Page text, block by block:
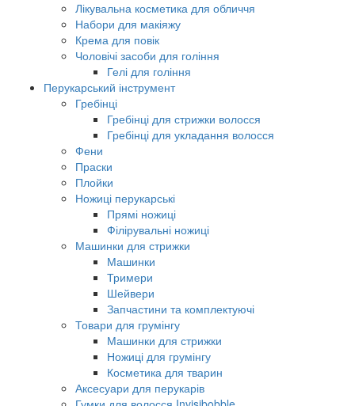
Лікувальна косметика для обличчя
Набори для макіяжу
Крема для повік
Чоловічі засоби для гоління
Гелі для гоління
Перукарський інструмент
Гребінці
Гребінці для стрижки волосся
Гребінці для укладання волосся
Фени
Праски
Плойки
Ножиці перукарські
Прямі ножиці
Філірувальні ножиці
Машинки для стрижки
Машинки
Тримери
Шейвери
Запчастини та комплектуючі
Товари для грумінгу
Машинки для стрижки
Ножиці для грумінгу
Косметика для тварин
Аксесуари для перукарів